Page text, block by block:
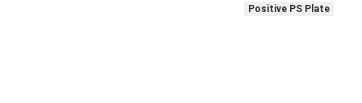
Positive PS Plate